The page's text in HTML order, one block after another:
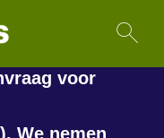
we
voor
We nemen